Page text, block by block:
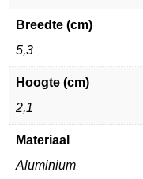
Breedte (cm)
5,3
Hoogte (cm)
2,1
Materiaal
Aluminium